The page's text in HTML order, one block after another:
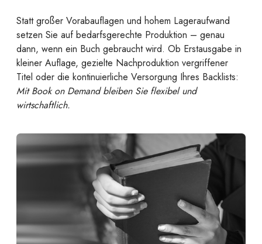
Statt großer Vorabauflagen und hohem Lageraufwand
setzen Sie auf bedarfsgerechte Produktion – genau
dann, wenn ein Buch gebraucht wird. Ob Erstausgabe in
kleiner Auflage, gezielte Nachproduktion vergriffener
Titel oder die kontinuierliche Versorgung Ihres Backlists:
Mit Book on Demand bleiben Sie flexibel und
wirtschaftlich.